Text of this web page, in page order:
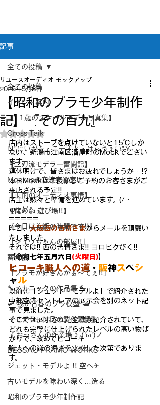
記事
全ての投稿
イベント案内
【11歳のスケールモデル写真集】
Cross Taik
Ｎ”にいがた・こーすと・はぃうぇい”Ｙ
【二刀流モデラー奮闘記】
Mockupの音波実習室!!
【王国のオーディオ事情】
【俺の👍 遊び場!!】
『今日は美術の時間です!!』
「シュウちゃんの部屋!!」
蓄音機
「プラモが好きんがぁ～てぇ!!」
🔧メカニックの作品集 🔨
🛩 我が青春のプラ模型 🛥
『モデラーＮ氏の製作記録』
《 おっさんの作業場 》('ω')ノ
DESSAU PRAMO WORKS
ジェット・モデルよ !! 空へ✈
古いモデルを味わい深く…造る
昭和のプラモ少年制作記
全ての投稿
【昭和のプラモ少年制作
記】『その百九』
リユースオーディオ モックアップ
2025年5月8日
5つ星のうちNaNと評価されています。
店内はストーブを点けていないと15℃しか
ない、新潟市江南区酒屋町のMockでござい
ます。
連休明けで、皆さまはお疲れでしょうか…!?
本日Mockは午後からご予約のお客さまがご
来店される予定!!
店主は黙々と準備を進めています。(/・
ω・)/
=====
昨日、大阪西の苦情さまからメールを頂戴い
たしました。
それでは!! 西の苦情さま!! ヨロピクぴく!!
【令和七年五月六日 (火曜日)】
ヒコーキ職人への道・ 阪神スペシ
ャル
以前に「ジェット・モデルよ」で紹介された
中部空港セントレアの展示会を別のネット記
事で見ました。
そこでは展示された全機が紹介されていて、
どれも完璧に仕上げら れたレベルの高い物ば
かりで、改めてヒコーキ
職人への道の遠さを実感した次第でありま
す。